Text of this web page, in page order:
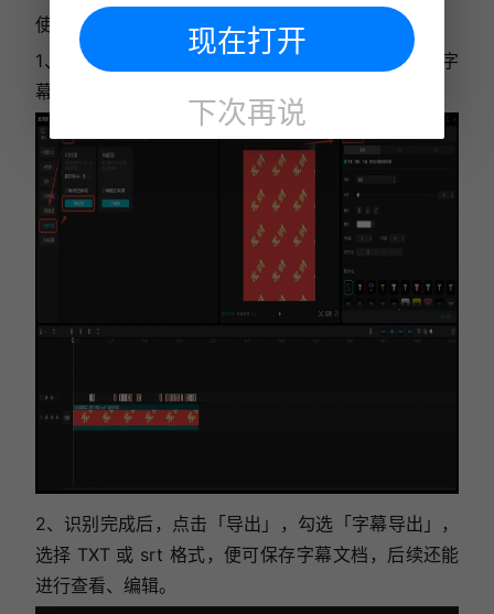
使用步骤
1、
用剪映打开视频，点击「文字」，选择「智能字
幕」，点击「识别字幕」，开始识别语音。
2、识别完成后，点击「导出」，勾选「字幕导出」，
选择 TXT 或 srt 格式，便可保存字幕文档，后续还能
进行查看、编辑。
现在打开
下次再说